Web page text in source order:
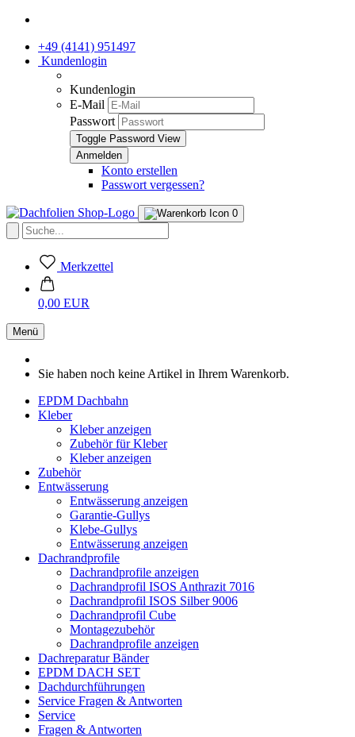
+49 (4141) 951497
Kundenlogin
Kundenlogin
E-Mail
Passwort
Toggle Password View
Konto erstellen
Passwort vergessen?
0
Merkzettel
0,00 EUR
Menü
Sie haben noch keine Artikel in Ihrem Warenkorb.
EPDM Dachbahn
Kleber
Kleber anzeigen
Zubehör für Kleber
Kleber anzeigen
Zubehör
Entwässerung
Entwässerung anzeigen
Garantie-Gullys
Klebe-Gullys
Entwässerung anzeigen
Dachrandprofile
Dachrandprofile anzeigen
Dachrandprofil ISOS Anthrazit 7016
Dachrandprofil ISOS Silber 9006
Dachrandprofil Cube
Montagezubehör
Dachrandprofile anzeigen
Dachreparatur Bänder
EPDM DACH SET
Dachdurchführungen
Service Fragen & Antworten
Service
Fragen & Antworten